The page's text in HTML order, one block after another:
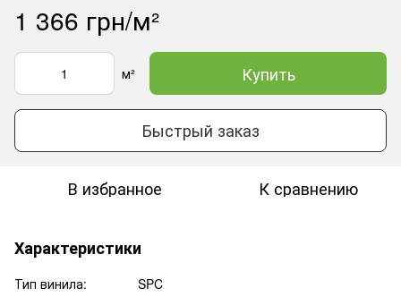
1 366 грн/м²
м² Купить
Быстрый заказ
В избранное К сравнению
Характеристики
Тип винила:
SPC